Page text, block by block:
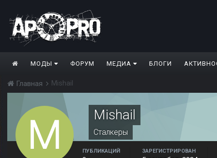
МОДЫ ФОРУМ МЕДИА БЛОГИ
Главная Mishail
Mishail
Сталкеры
ПУБЛИКАЦИЙ ЗАРЕГИСТРИРОВАН